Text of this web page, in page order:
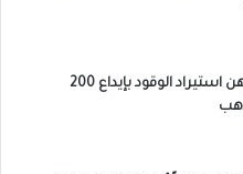
بنك السودان يرهن استيراد الوقود بإيداع 200